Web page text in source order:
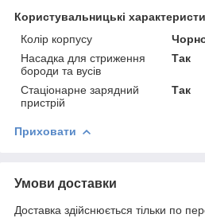
Користувальницькі
Колір корпусу
Насадка для стриження
бороди та вусів
Так
Стаціонарне зарядний
пристрій
Так
Приховати
Умови доставки
Доставка здійснюється тільки по